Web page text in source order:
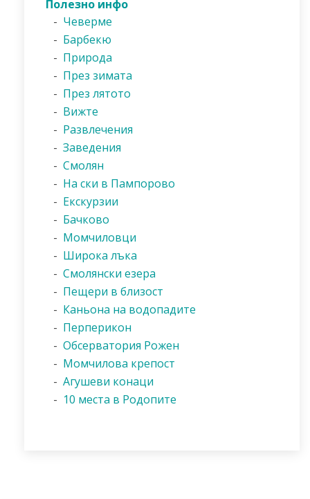
Полезно инфо
- Чеверме
- Барбекю
- Природа
- През зимата
- През лятото
- Вижте
- Развлечения
- Заведения
- Смолян
- На ски в Пампорово
- Екскурзии
- Бачково
- Момчиловци
- Широка лъка
- Смолянски езера
- Пещери в близост
- Каньона на водопадите
- Перперикон
- Обсерватория Рожен
- Момчилова крепост
- Агушеви конаци
- 10 места в Родопите